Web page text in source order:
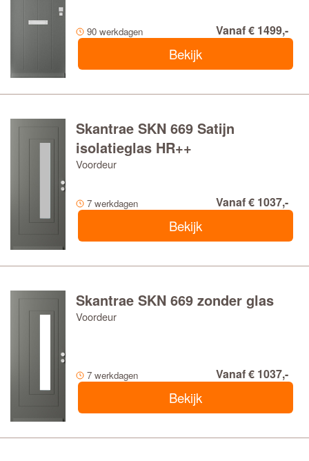
90 werkdagen Vanaf € 1499,-
Bekijk
Skantrae SKN 669 Satijn
isolatieglas HR++
Voordeur
7 werkdagen Vanaf € 1037,-
Bekijk
Skantrae SKN 669 zonder glas
Voordeur
7 werkdagen Vanaf € 1037,-
Bekijk